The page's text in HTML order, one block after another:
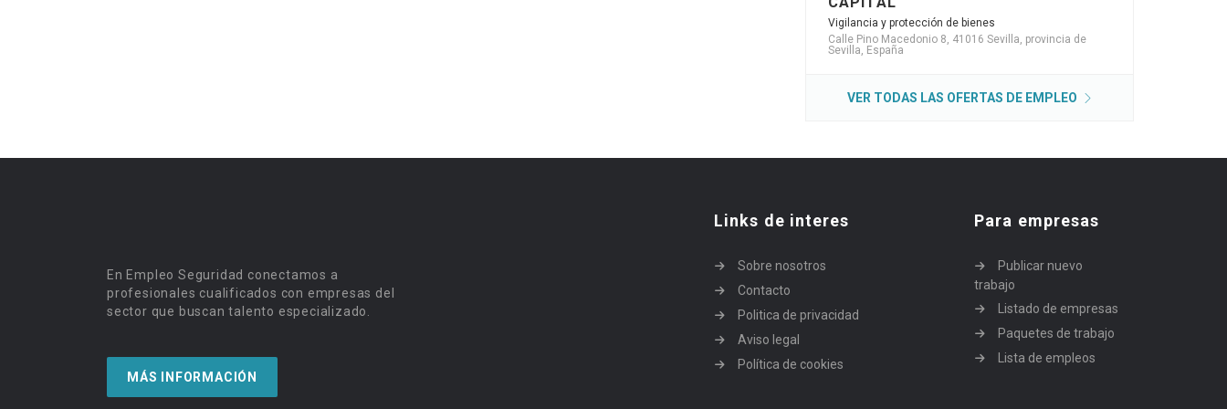
Vigilancia y protección de bienes
Calle Pino Macedonio 8, 41016 Sevilla, provincia de
Sevilla, España
VER TODAS LAS OFERTAS DE EMPLEO
En Empleo Seguridad conectamos a
profesionales cualificados con empresas del
sector que buscan talento especializado.
MÁS INFORMACIÓN
Links de interes
Sobre nosotros
Contacto
Politica de privacidad
Aviso legal
Política de cookies
Para empresas
Publicar nuevo
trabajo
Listado de empresas
Paquetes de trabajo
Lista de empleos